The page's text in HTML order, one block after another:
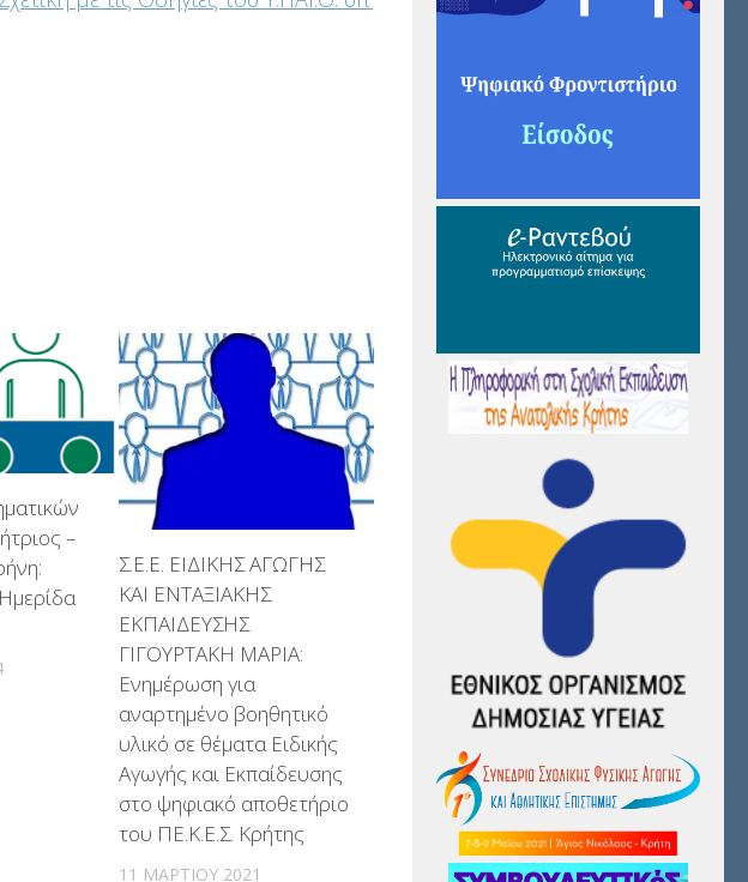
–
Σ.Ε.Ε. ΕΙΔΙΚΗΣ ΑΓΩΓΗΣ
ΚΑΙ ΕΝΤΑΞΙΑΚΗΣ
ΕΚΠΑΙΔΕΥΣΗΣ
ΓΙΓΟΥΡΤΑΚΗ ΜΑΡΙΑ:
Ενημέρωση για
αναρτημένο βοηθητικό
υλικό σε θέματα Ειδικής
Αγωγής και Εκπαίδευσης
στο ψηφιακό αποθετήριο
του ΠΕ.Κ.Ε.Σ. Κρήτης
11 ΜΑΡΤΊΟΥ 2021